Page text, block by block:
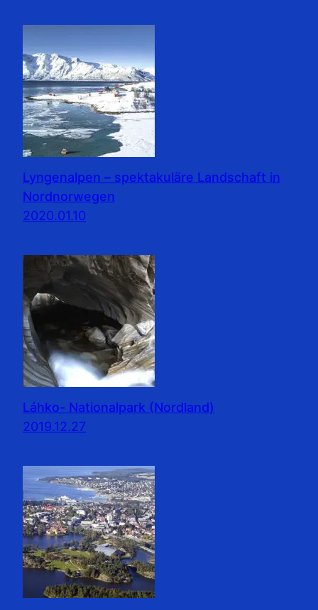
Lyngenalpen – spektakuläre Landschaft in
Nordnorwegen
2020.01.10
Láhko- Nationalpark (Nordland)
2019.12.27